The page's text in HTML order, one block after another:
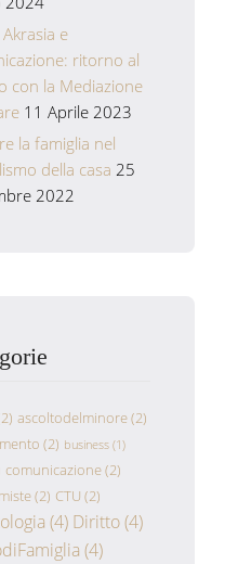
e
ritorno al
con la Mediazione
11 Aprile 2023
la famiglia nel
della casa 25
2022
ascoltodelminore(2)
(2) business(1)
comunicazione(2)
(2) CTU (2)
(4) Diritto(4)
(4)